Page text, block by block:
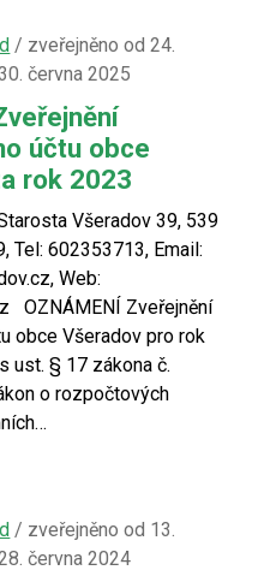
/ zveřejněno od 24.
června 2025
účtu obce
rok 2023
Všeradov 39, 539
Tel: 602353713, Email:
Web:
OZNÁMENÍ Zveřejnění
obce Všeradov pro rok
ust. § 17 zákona č.
o rozpočtových
/ zveřejněno od 13.
června 2024